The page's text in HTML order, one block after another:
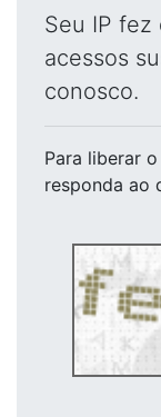
Seu IP fez
acessos
conosco.
Para liberar
responda ao